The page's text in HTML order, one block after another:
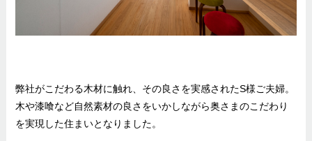
弊社がこだわる木材に触れ、その良さを実感されたS様ご夫婦。
木や漆喰など自然素材の良さをいかしながら奥さまのこだわり
を実現した住まいとなりました。